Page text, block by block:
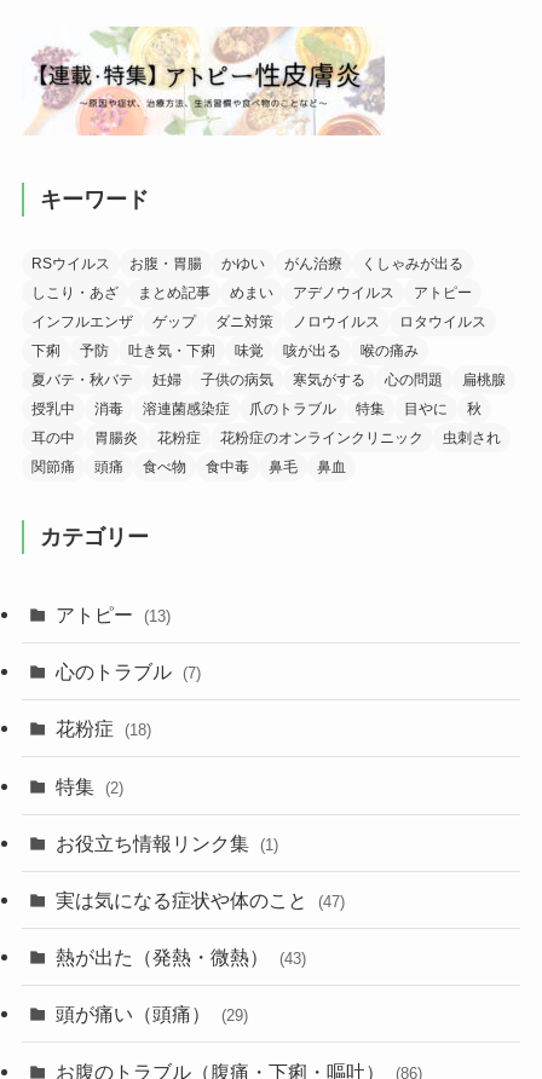
キーワード
RSウイルス お腹・胃腸 かゆい がん治療
くしゃみが出る
しこり・あざ
まとめ記事 めまい アデノウイルス
アトピー
インフルエンザ
ゲップ ダニ対策 ノロウイルス
ロタウイルス
下痢
予防 吐き気・下痢 味覚 咳が出る
喉の痛み
夏バテ・秋バテ
妊婦 子供の病気 寒気がする 心の問題
扁桃腺
授乳中
消毒 溶連菌感染症 爪のトラブル 特集 目やに
秋
耳の中
胃腸炎 花粉症 花粉症のオンラインクリニック
虫刺され
関節痛
頭痛 食べ物 食中毒 鼻毛 鼻血
カテゴリー
アトピー (13)
心のトラブル (7)
花粉症 (18)
特集 (2)
お役立ち情報リンク集 (1)
実は気になる症状や体のこと (47)
熱が出た（発熱・微熱） (43)
頭が痛い（頭痛） (29)
お腹のトラブル（腹痛・下痢・嘔吐） (86)